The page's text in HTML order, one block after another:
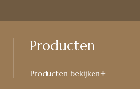
Producten
Producten bekijken